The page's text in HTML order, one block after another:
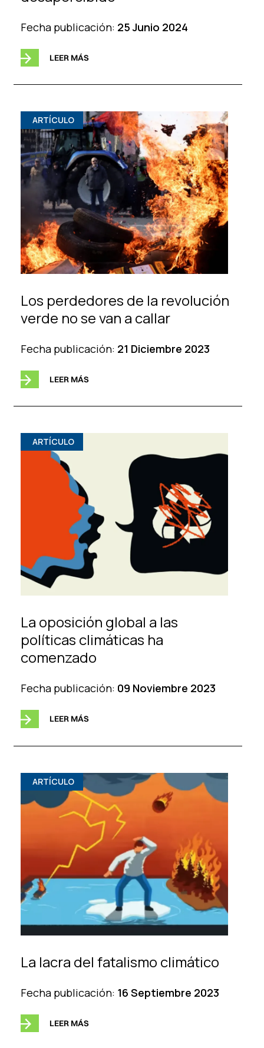
Fecha publicación: 25 Junio 2024
LEER MÁS
ARTÍCULO
Los perdedores de la revolución
verde no se van a callar
Fecha publicación: 21 Diciembre 2023
LEER MÁS
ARTÍCULO
La oposición global a las
políticas climáticas ha
comenzado
Fecha publicación: 09 Noviembre 2023
LEER MÁS
ARTÍCULO
La lacra del fatalismo climático
Fecha publicación: 16 Septiembre 2023
LEER MÁS